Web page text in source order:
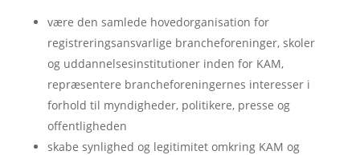
være den samlede hovedorganisation for
registreringsansvarlige brancheforeninger, skoler
og uddannelsesinstitutioner inden for KAM,
repræsentere brancheforeningernes interesser i
forhold til myndigheder, politikere, presse og
offentligheden
skabe synlighed og legitimitet omkring KAM og